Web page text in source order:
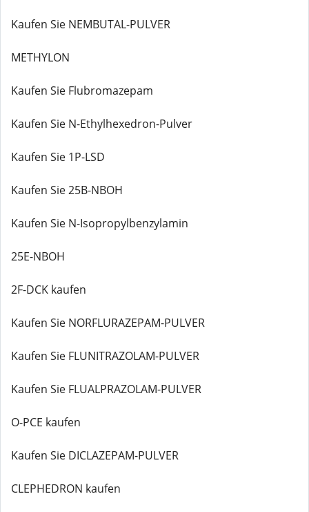
Kaufen Sie NEMBUTAL-PULVER
METHYLON
Kaufen Sie Flubromazepam
Kaufen Sie N-Ethylhexedron-Pulver
Kaufen Sie 1P-LSD
Kaufen Sie 25B-NBOH
Kaufen Sie N-Isopropylbenzylamin
25E-NBOH
2F-DCK kaufen
Kaufen Sie NORFLURAZEPAM-PULVER
Kaufen Sie FLUNITRAZOLAM-PULVER
Kaufen Sie FLUALPRAZOLAM-PULVER
O-PCE kaufen
Kaufen Sie DICLAZEPAM-PULVER
CLEPHEDRON kaufen